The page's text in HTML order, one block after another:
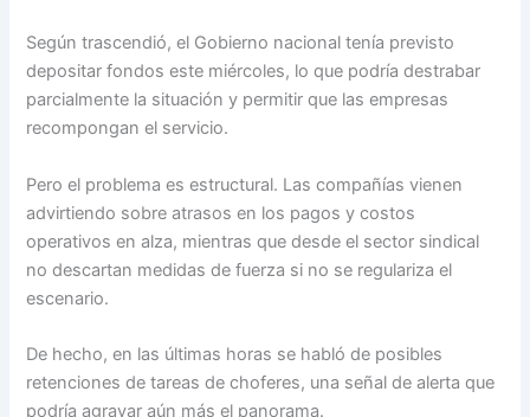
Según trascendió, el Gobierno nacional tenía previsto
depositar fondos este miércoles, lo que podría destrabar
parcialmente la situación y permitir que las empresas
recompongan el servicio.
Pero el problema es estructural. Las compañías vienen
advirtiendo sobre atrasos en los pagos y costos
operativos en alza, mientras que desde el sector sindical
no descartan medidas de fuerza si no se regulariza el
escenario.
De hecho, en las últimas horas se habló de posibles
retenciones de tareas de choferes, una señal de alerta que
podría agravar aún más el panorama.